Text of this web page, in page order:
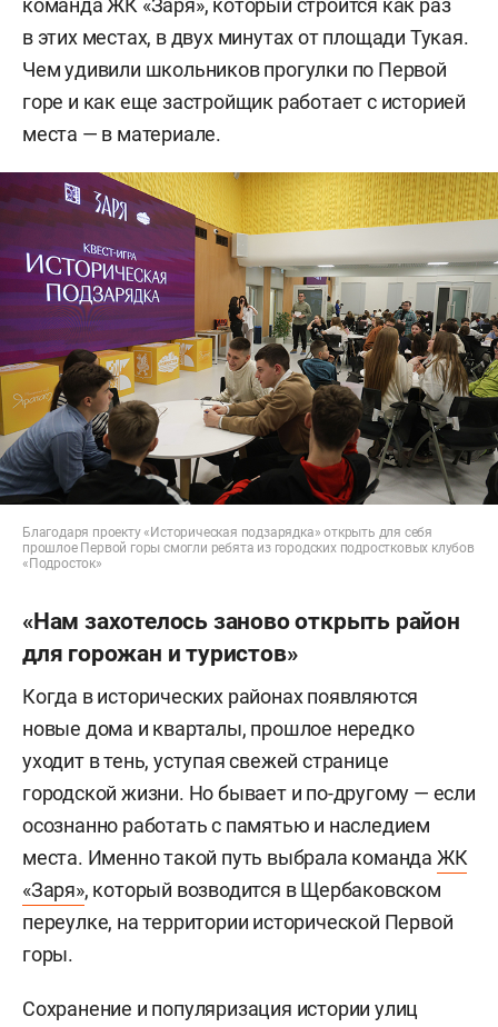
команда ЖК «Заря», который строится как раз
в этих местах, в двух минутах от площади Тукая.
Чем удивили школьников прогулки по Первой
горе и как еще застройщик работает с историей
места — в материале.
Благодаря проекту «Историческая подзарядка» открыть для себя
прошлое Первой горы смогли ребята из городских подростковых клубов
«Подросток»
«Нам захотелось заново открыть район
для горожан и туристов»
Когда в исторических районах появляются
новые дома и кварталы, прошлое нередко
уходит в тень, уступая свежей странице
городской жизни. Но бывает и по-другому — если
осознанно работать с памятью и наследием
места. Именно такой путь выбрала команда ЖК
«Заря», который возводится в Щербаковском
переулке, на территории исторической Первой
горы.
Сохранение и популяризация истории улиц